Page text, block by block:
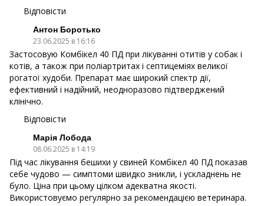
Відповісти
Антон Боротько
23.06.2025 в 16:16
Застосовую Комбікел 40 ПД при лікуванні отитів у собак і
котів, а також при поліартритах і септицеміях великої
рогатої худоби. Препарат має широкий спектр дії,
ефективний і надійний, неодноразово підтверджений
клінічно.
Відповісти
Марія Лобода
08.06.2025 в 14:19
Під час лікування бешихи у свиней Комбікел 40 ПД показав
себе чудово — симптоми швидко зникли, і ускладнень не
було. Ціна при цьому цілком адекватна якості.
Використовуємо регулярно за рекомендацією ветеринара.